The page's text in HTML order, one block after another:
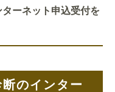
ーネット申込受付を
のインター